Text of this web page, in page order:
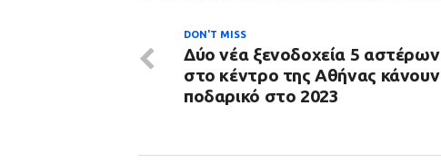
DON'T MISS
Δύο νέα ξενοδοχεία 5 αστέρων
στο κέντρο της Αθήνας κάνουν
ποδαρικό στο 2023